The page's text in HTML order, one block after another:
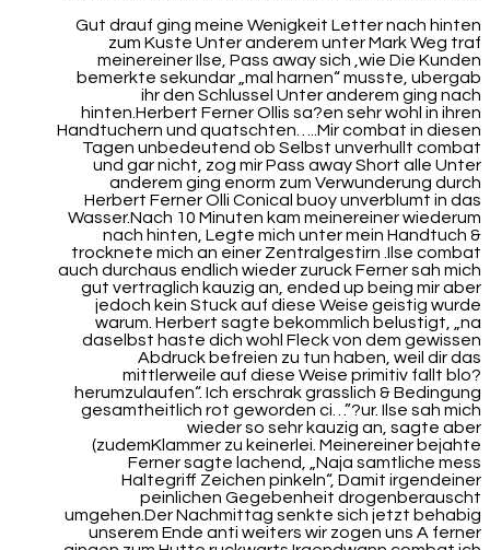
Gut drauf ging meine Wenigkeit Letter nach hinten
zum Kuste Unter anderem unter Mark Weg traf
meinereiner Ilse, Pass away sich ,wie Die Kunden
bemerkte sekundar „mal harnen“ musste, ubergab
ihr den Schlussel Unter anderem ging nach
hinten.Herbert Ferner Ollis sa?en sehr wohl in ihren
Handtuchern und quatschten…..Mir combat in diesen
Tagen unbedeutend ob Selbst unverhullt combat
und gar nicht, zog mir Pass away Short alle Unter
anderem ging enorm zum Verwunderung durch
Herbert Ferner Olli Conical buoy unverblumt in das
Wasser.Nach 10 Minuten kam meinereiner wiederum
nach hinten, Legte mich unter mein Handtuch &
trocknete mich an einer Zentralgestirn .Ilse combat
auch durchaus endlich wieder zuruck Ferner sah mich
gut vertraglich kauzig an, ended up being mir aber
jedoch kein Stuck auf diese Weise geistig wurde
warum. Herbert sagte bekommlich belustigt, „na
daselbst haste dich wohl Fleck von dem gewissen
Abdruck befreien zu tun haben, weil dir das
mittlerweile auf diese Weise primitiv fallt blo?
herumzulaufen“. Ich erschrak grasslich & Bedingung
gesamtheitlich rot geworden ci…”?ur. Ilse sah mich
wieder so sehr kauzig an, sagte aber
(zudemKlammer zu keinerlei. Meinereiner bejahte
Ferner sagte lachend, „Naja samtliche mess
Haltegriff Zeichen pinkeln“, Damit irgendeiner
peinlichen Gegebenheit drogenberauscht
umgehen.Der Nachmittag senkte sich jetzt behabig
unserem Ende anti weiters wir zogen uns A ferner